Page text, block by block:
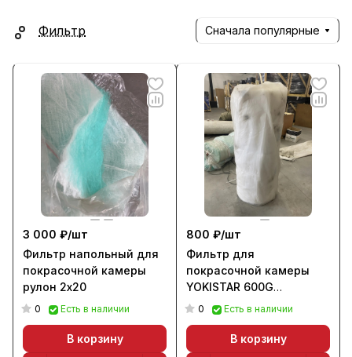
Фильтр Сначала популярные
3 000 ₽/шт
Фильтр напольный для
покрасочной камеры
рулон 2х20
0 Есть в наличии
В корзину
800 ₽/шт
Фильтр для
покрасочной камеры
YOKISTAR 600G
(220х150х2 см)
0 Есть в наличии
В корзину